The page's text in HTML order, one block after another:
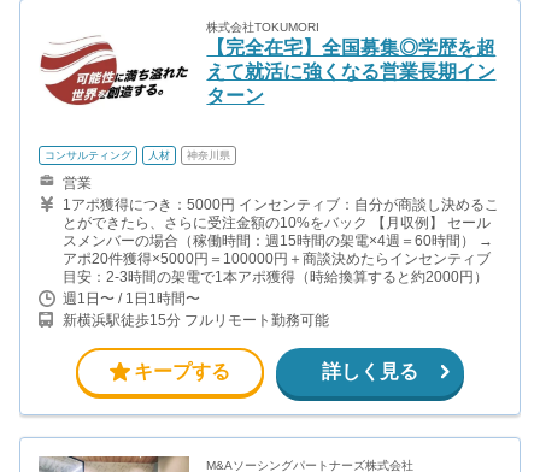
株式会社TOKUMORI
【完全在宅】全国募集◎学歴を超
えて就活に強くなる営業長期イン
ターン
コンサルティング 人材 神奈川県
営業
1アポ獲得につき：5000円 インセンティブ：自分が商談し決めるこ
とができたら、さらに受注金額の10%をバック 【月収例】 セール
スメンバーの場合（稼働時間：週15時間の架電×4週＝60時間） →
アポ20件獲得×5000円＝100000円＋商談決めたらインセンティブ
目安：2-3時間の架電で1本アポ獲得（時給換算すると約2000円）
週1日〜 / 1日1時間〜
新横浜駅徒歩15分 フルリモート勤務可能
キープする 詳しく見る
M&Aソーシングパートナーズ株式会社